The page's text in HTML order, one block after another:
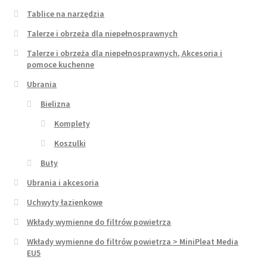
Tablice na narzędzia
Talerze i obrzeża dla niepełnosprawnych
Talerze i obrzeża dla niepełnosprawnych, Akcesoria i
pomoce kuchenne
Ubrania
Bielizna
Komplety
Koszulki
Buty
Ubrania i akcesoria
Uchwyty łazienkowe
Wkłady wymienne do filtrów powietrza
Wkłady wymienne do filtrów powietrza > MiniPleat Media
EU5